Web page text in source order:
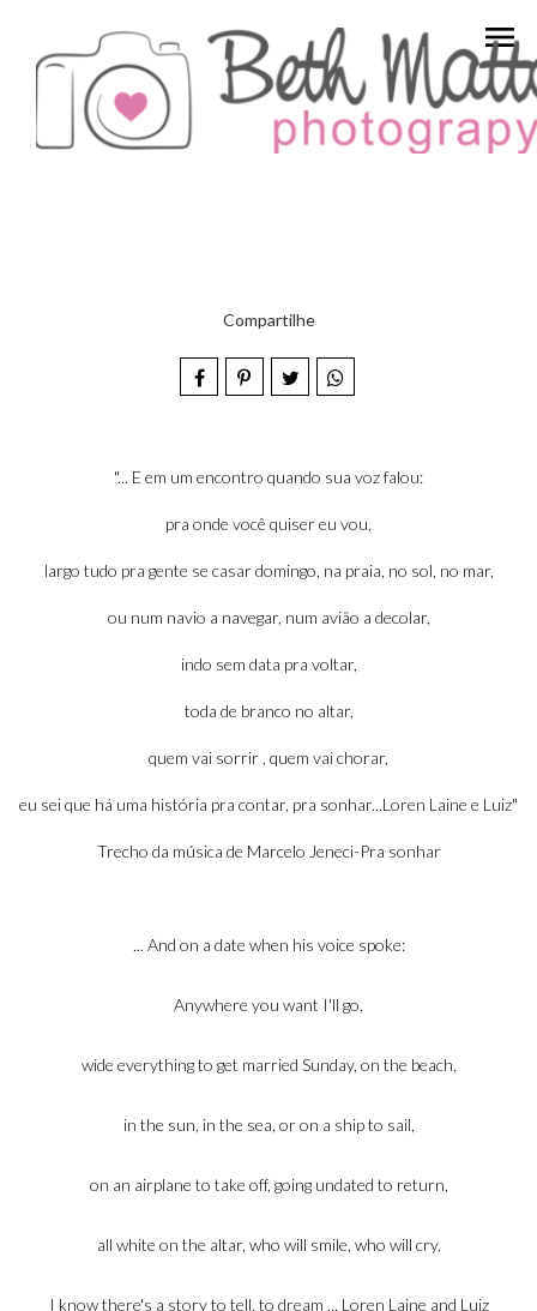
menu
Compartilhe
"... E em um encontro quando sua voz falou:
pra onde você quiser eu vou,
largo tudo pra gente se casar domingo, na praia, no sol, no mar,
ou num navio a navegar, num avião a decolar,
indo sem data pra voltar,
toda de branco no altar,
quem vai sorrir , quem vai chorar,
eu sei que há uma história pra contar, pra sonhar...Loren Laine e Luiz"
Trecho da música de Marcelo Jeneci-Pra sonhar
... And on a date when his voice spoke:
Anywhere you want I'll go,
wide everything to get married Sunday, on the beach,
in the sun, in the sea, or on a ship to sail,
on an airplane to take off, going undated to return,
all white on the altar, who will smile, who will cry,
I know there's a story to tell, to dream ... Loren Laine and Luiz